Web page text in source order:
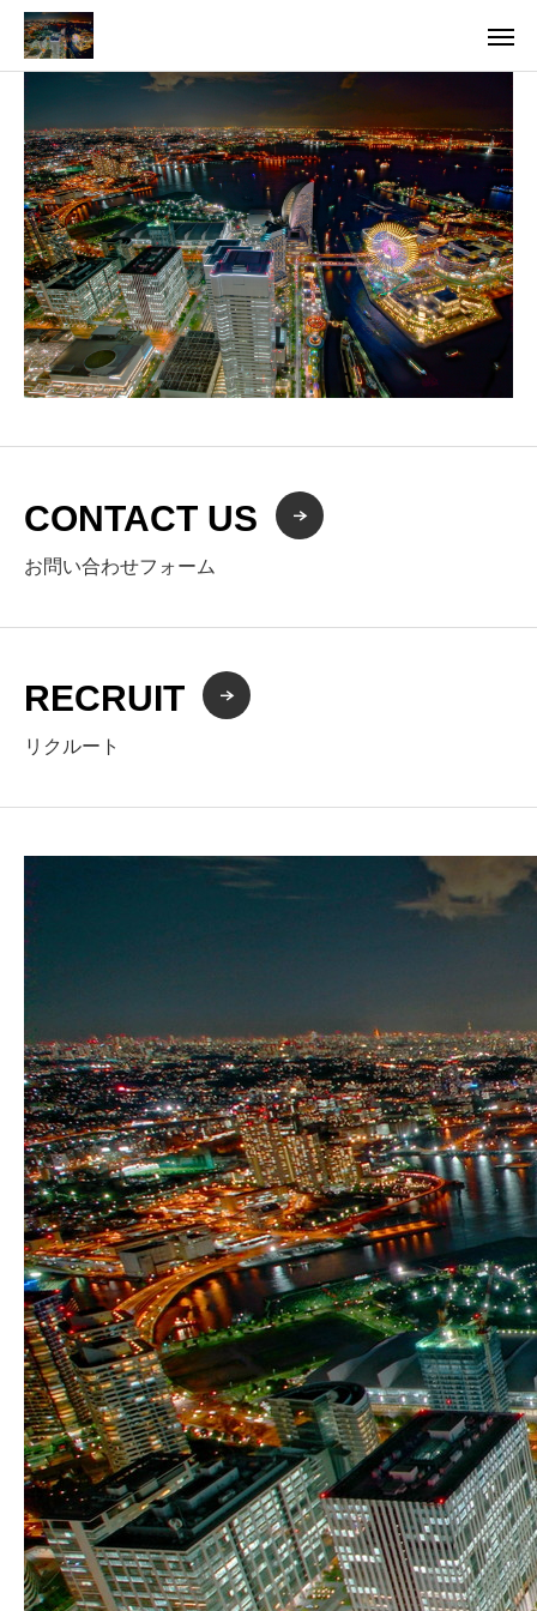
CONTACT US
お問い合わせフォーム
RECRUIT
リクルート